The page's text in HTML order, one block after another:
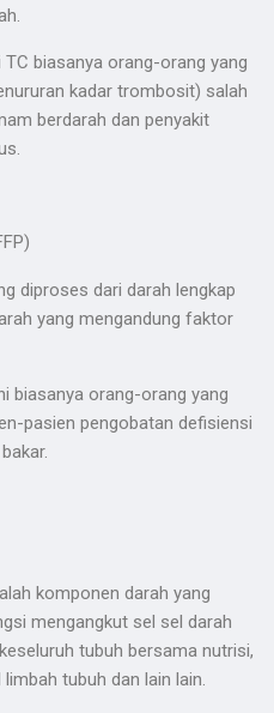
biasanya orang-orang yang
kadar trombosit) salah
berdarah dan penyakit
diproses dari darah lengkap
yang mengandung faktor
biasanya orang-orang yang
pasien pengobatan defisiensi
komponen darah yang
mengangkut sel sel darah
tubuh bersama nutrisi,
tubuh dan lain lain.